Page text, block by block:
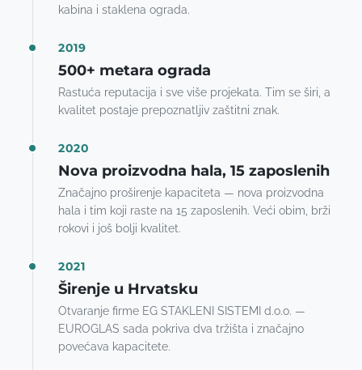
kabina i staklena ograda.
2019
500+ metara ograda
Rastuća reputacija i sve više projekata. Tim se širi, a
kvalitet postaje prepoznatljiv zaštitni znak.
2020
Nova proizvodna hala, 15 zaposlenih
Značajno proširenje kapaciteta — nova proizvodna
hala i tim koji raste na 15 zaposlenih. Veći obim, brži
rokovi i još bolji kvalitet.
2021
Širenje u Hrvatsku
Otvaranje firme EG STAKLENI SISTEMI d.o.o. —
EUROGLAS sada pokriva dva tržišta i značajno
povećava kapacitete.